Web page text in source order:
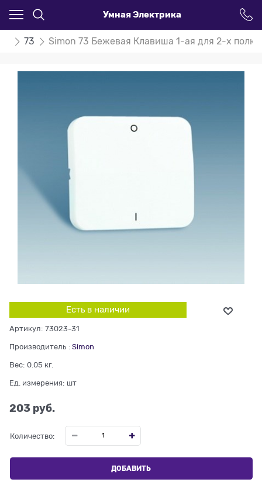
Умная Электрика
73 Simon 73 Бежевая Клавиша 1-ая для 2-х
Есть в наличии
Артикул: 73023-31
Производитель : Simon
Вес: 0.05 кг.
Ед. измерения: шт
203 руб.
Количество:
ДОБАВИТЬ